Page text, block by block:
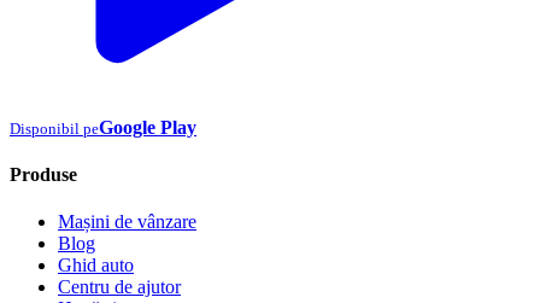
Disponibil peGoogle Play
Produse
Mașini de vânzare
Blog
Ghid auto
Centru de ajutor